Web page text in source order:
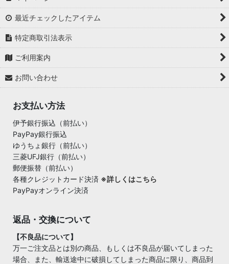
最近チェックしたアイテム
特定商取引法表示
ご利用案内
お問い合わせ
お支払い方法
伊予銀行振込（前払い）
PayPay銀行振込
ゆうちょ銀行（前払い）
三菱UFJ銀行（前払い）
郵便振替（前払い）
各種クレジットカード決済 ※詳しくはこちら
PayPayオンライン決済
返品・交換について
【不良品について】
万一ご注文品とは別の商品、もしくは不良品が届いてしまった
場合、また、輸送途中に破損してしまった商品に限り、商品到